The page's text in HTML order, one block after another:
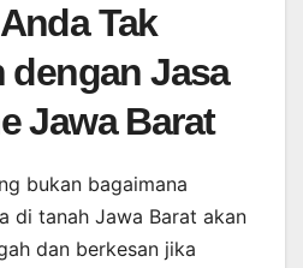
Tak
dengan Jasa
Jawa Barat
bukan bagaimana
di tanah Jawa Barat akan
dan berkesan jika